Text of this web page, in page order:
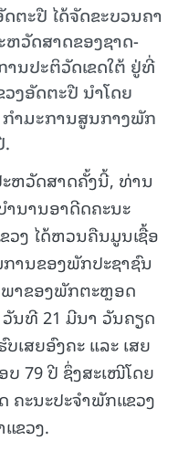
ຕະປື ໄດ້ຈັດຂະບວນຄາ
ວັດສາດຂອງຊາດ-
ນປະຕິວັດເຂດໃຕ້ ຢູ່ທີ່
ງອັດຕະປື ນຳໂດຍ
ຳມະການສູນກາງພັກ
.
ຫວັດສາດຄັ້ງນີ້, ທ່ານ
ນານອາດີດຄະນະ
ວງ ໄດ້ຫວນຄືນມູນເຊື້ອ
ານຂອງພັກປະຊາຊົນ
າຂອງພັກຕະຫຼອດ
ວັນທີ 21 ມີນາ ວັນຄຽດ
ເສຍອົງຄະ ແລະ ເສຍ
79 ປີ ຊຶ່ງສະເໜີໂດຍ
ຄະນະປະຈຳພັກແຂວງ
ຂວງ.